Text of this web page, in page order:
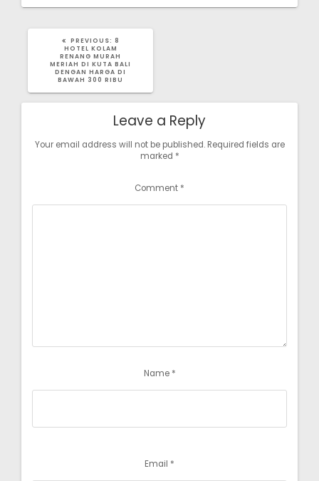
PREVIOUS: PREVIOUS
POST:
8
HOTEL KOLAM
RENANG MURAH
MERIAH DI KUTA BALI
DENGAN HARGA DI
BAWAH 300 RIBU
Leave a Reply
Your email address will not be published. Required fields are
marked *
Comment *
Name *
Email *